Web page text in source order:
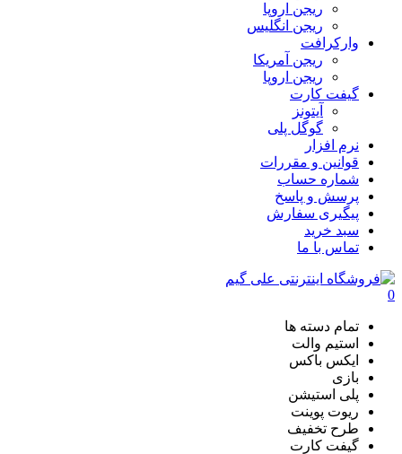
ریجن اروپا
ریجن انگلیس
وارکرافت
ریجن آمریکا
ریجن اروپا
گیفت کارت
آیتونز
گوگل پلی
نرم افزار
قوانین و مقررات
شماره حساب
پرسش و پاسخ
پیگیری سفارش
سبد خرید
تماس با ما
0
تمام دسته ها
استیم والت
ایکس باکس
بازی
پلی استیشن
ریوت پوینت
طرح تخفیف
گیفت کارت